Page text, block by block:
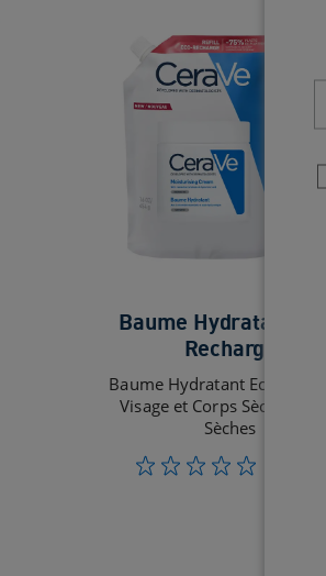
Baume Hydratant
Recharge
Baume Hydratant Eco-
Visage et Corps Sèches à
Sèches